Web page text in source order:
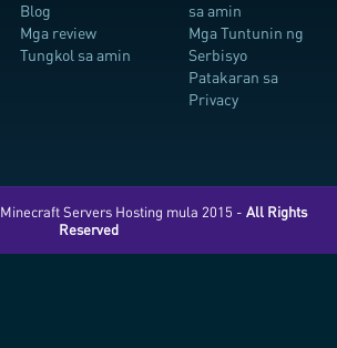
Blog
Mga review
Tungkol sa amin
sa amin
Mga Tuntunin ng
Serbisyo
Patakaran sa
Privacy
Minecraft Servers Hosting mula 2015 - All Rights
Reserved